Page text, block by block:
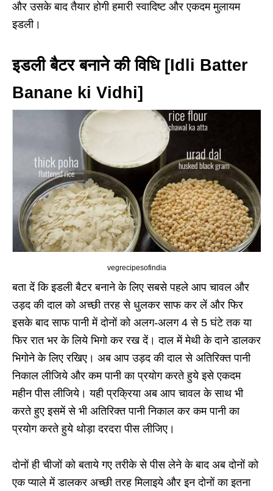
और उसके बाद तैयार होगी हमारी स्वादिष्ट और एकदम मुलायम
इडली।
इडली बैटर बनाने की विधि [Idli Batter
Banane ki Vidhi]
vegrecipesofindia
बता दें कि इडली बैटर बनाने के लिए सबसे पहले आप चावल और
उड़द की दाल को अच्छी तरह से धुलकर साफ कर लें और फिर
इसके बाद साफ पानी में दोनों को अलग-अलग 4 से 5 घंटे तक या
फिर रात भर के लिये भिगो कर रख दें। दाल में मेथी के दाने डालकर
भिगोने के लिए रखिए। अब आप उड़द की दाल से अतिरिक्त पानी
निकाल लीजिये और कम पानी का प्रयोग करते हुये इसे एकदम
महीन पीस लीजिये। यही प्रक्रिया अब आप चावल के साथ भी
करते हुए इसमें से भी अतिरिक्त पानी निकाल कर कम पानी का
प्रयोग करते हुये थोड़ा दरदरा पीस लीजिए।
दोनों ही चीजों को बताये गए तरीके से पीस लेने के बाद अब दोनों को
एक प्याले में डालकर अच्छी तरह मिलाइये और इन दोनों का इतना